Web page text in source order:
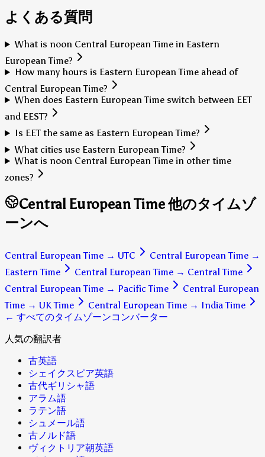
よくある質問
What is noon Central European Time in Eastern
European Time?
How many hours is Eastern European Time ahead of
Central European Time?
When does Eastern European Time switch between EET
and EEST?
Is EET the same as Eastern European Time?
What cities use Eastern European Time?
What is noon Central European Time in other time
zones?
Central European Time 他のタイムゾ
ーンへ
Central European Time → UTC Central European Time →
Eastern Time
Central European Time → Central Time
Central European Time → Pacific Time
Central European
Time → UK Time Central European Time → India Time
← すべてのタイムゾーンコンバーター
人気の翻訳者
古英語
シェイクスピア英語
古代ギリシャ語
アラム語
ラテン語
シュメール語
古ノルド語
ヴィクトリア朝英語